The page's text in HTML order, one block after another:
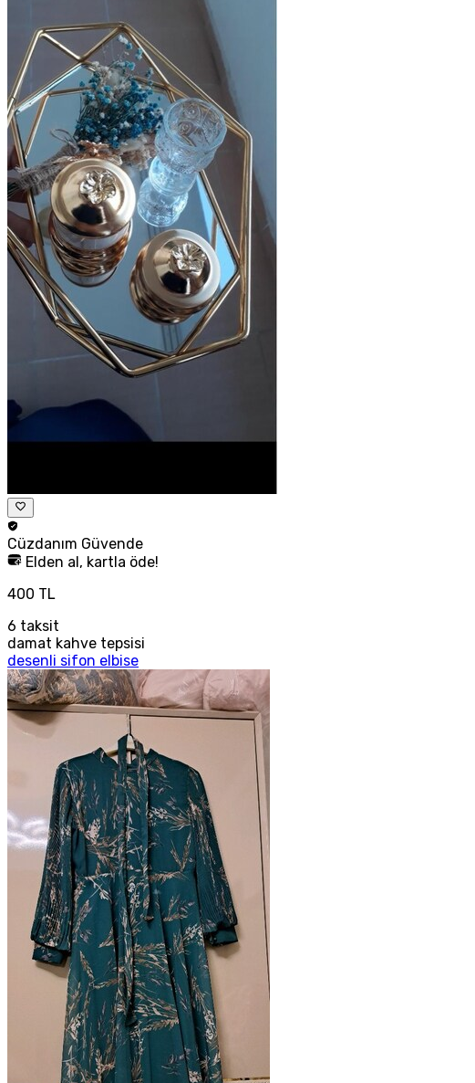
Cüzdanım Güvende
Elden al, kartla öde!
400 TL
6 taksit
damat kahve tepsisi
desenli sifon elbise